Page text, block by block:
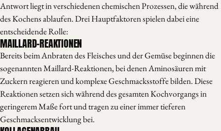
Antwort liegt in verschiedenen chemischen Prozessen, die während
des Kochens ablaufen. Drei Hauptfaktoren spielen dabei eine
entscheidende Rolle:
MAILLARD-REAKTIONEN
Bereits beim Anbraten des Fleisches und der Gemüse beginnen die
sogenannten Maillard-Reaktionen, bei denen Aminosäuren mit
Zuckern reagieren und komplexe Geschmacksstoffe bilden. Diese
Reaktionen setzen sich während des gesamten Kochvorgangs in
geringerem Maße fort und tragen zu einer immer tieferen
Geschmacksentwicklung bei.